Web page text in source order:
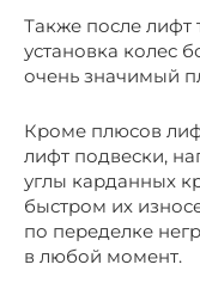
Также после
установка колес
очень значимый
Кроме плюсов
лифт подвески,
углы карданных
быстром их
по переделке
в любой момент.